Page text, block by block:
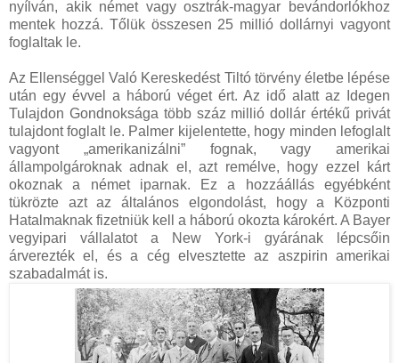
nyílván, akik német vagy osztrák-magyar bevándorlókhoz
mentek hozzá. Tőlük összesen 25 millió dollárnyi vagyont
foglaltak le.
Az Ellenséggel Való Kereskedést Tiltó törvény életbe lépése
után egy évvel a háború véget ért. Az idő alatt az Idegen
Tulajdon Gondnoksága több száz millió dollár értékű privát
tulajdont foglalt le. Palmer kijelentette, hogy minden lefoglalt
vagyont „amerikanizálni” fognak, vagy amerikai
állampolgároknak adnak el, azt remélve, hogy ezzel kárt
okoznak a német iparnak. Ez a hozzáállás egyébként
tükrözte azt az általános elgondolást, hogy a Központi
Hatalmaknak fizetniük kell a háború okozta károkért. A Bayer
vegyipari vállalatot a New York-i gyárának lépcsőin
árverezték el, és a cég elvesztette az aszpirin amerikai
szabadalmát is.